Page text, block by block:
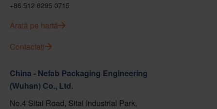
+86 512 6295 0715
Arată pe hartă
Contactați
China - Nefab Packaging Engineering
(Wuhan) Co., Ltd.
No.4 Sitai Road, Sitai Industrial Park,